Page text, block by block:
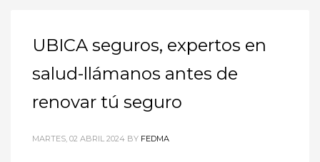
UBICA seguros, expertos en
salud-llámanos antes de
renovar tú seguro
MARTES, 02 ABRIL 2024 BY FEDMA